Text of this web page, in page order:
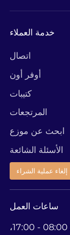
خدمة العملاء
اتصال
أوفر أون
كتيبات
المرتجعات
ابحث عن موزع
الأسئلة الشائعة
إلغاء عملية الشراء
ساعات العمل